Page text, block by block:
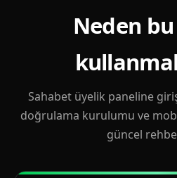
Neden
Sahabet üyelik paneline
doğrulama kurulumu ve
güncel